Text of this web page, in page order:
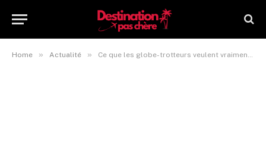
Home » Actualité » Ce que les globe-trotteurs veulent vraiment qu’on leur offre